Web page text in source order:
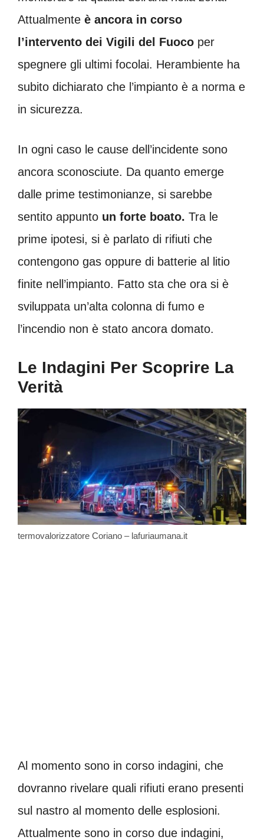
Attualmente è ancora in corso
l’intervento dei Vigili del Fuoco per
spegnere gli ultimi focolai. Herambiente ha
subito dichiarato che l’impianto è a norma e
in sicurezza.
In ogni caso le cause dell’incidente sono
ancora sconosciute. Da quanto emerge
dalle prime testimonianze, si sarebbe
sentito appunto un forte boato. Tra le
prime ipotesi, si è parlato di rifiuti che
contengono gas oppure di batterie al litio
finite nell’impianto. Fatto sta che ora si è
sviluppata un’alta colonna di fumo e
l’incendio non è stato ancora domato.
Le Indagini Per Scoprire La
Verità
termovalorizzatore Coriano – lafuriaumana.it
Al momento sono in corso indagini, che
dovranno rivelare quali rifiuti erano presenti
sul nastro al momento delle esplosioni.
Attualmente sono in corso due indagini,